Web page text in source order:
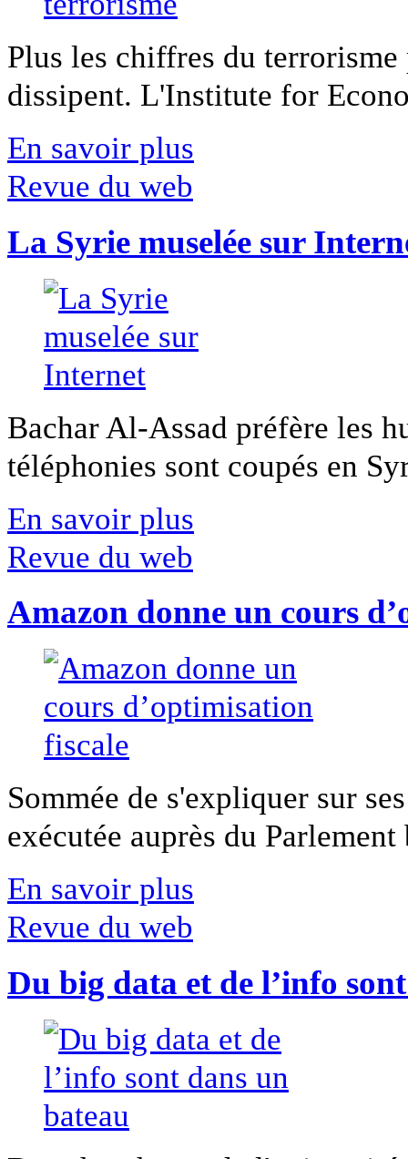
Plus les chiffres du
dissipent. L'Institute for
En savoir plus
Revue du web
La Syrie muselée sur
Bachar Al-Assad préfère les
téléphonies sont coupés en
En savoir plus
Revue du web
Amazon donne un cours
Sommée de s'expliquer sur
exécutée auprès du
En savoir plus
Revue du web
Du big data et de l’info